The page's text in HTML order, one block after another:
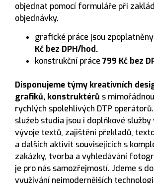
objednat pomocí formuláře při
objednávky.
grafické práce jsou
Kč bez DPH/hod.
konstrukční práce 799 Kč bez
Disponujeme týmy kreativních
grafiků, konstruktérů s
rychlých spolehlivých DTP
služeb studia jsou i doplňkové služby
vývoje textů, zajištění překladů,
a dalších aktivit souvisejících s
zakázky, tvorba a vyhledávání
je pro nás samozřejmostí. Jdeme s
využívání nejmodernějších